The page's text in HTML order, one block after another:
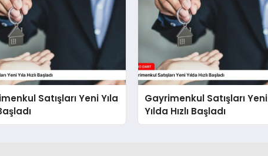
Satışları Yeni Yıla
Gayrimenkul Satışları Yeni
Yılda Hızlı Başladı